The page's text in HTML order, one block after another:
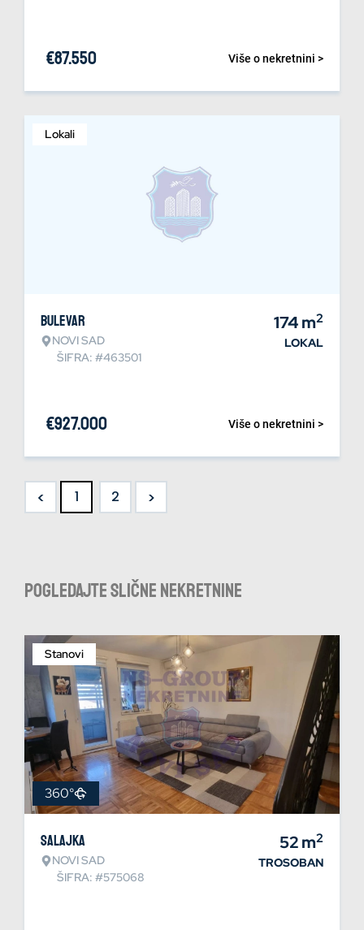
Više o nekretnini >
€87.550
Lokali
Bulevar
NOVI SAD
ŠIFRA: #463501
174m2
LOKAL
Više o nekretnini >
€927.000
< 1 2 >
Pogledajte slične nekretnine
Stanovi
360°
Salajka
NOVI SAD
ŠIFRA: #575068
52m2
TROSOBAN